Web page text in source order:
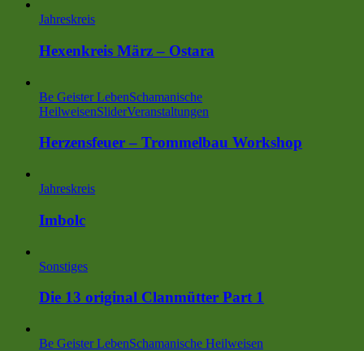
Jahreskreis
Hexenkreis März – Ostara
Be Geister LebenSchamanische
HeilweisenSliderVeranstaltungen
Herzensfeuer – Trommelbau Workshop
Jahreskreis
Imbolc
Sonstiges
Die 13 original Clanmütter Part 1
Be Geister LebenSchamanische Heilweisen